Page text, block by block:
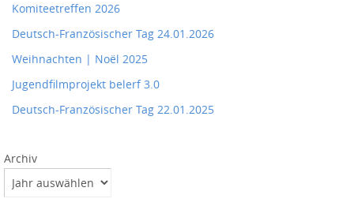
Komiteetreffen 2026
Deutsch-Französischer Tag 24.01.2026
Weihnachten | Noël 2025
Jugendfilmprojekt belerf 3.0
Deutsch-Französischer Tag 22.01.2025
Archiv